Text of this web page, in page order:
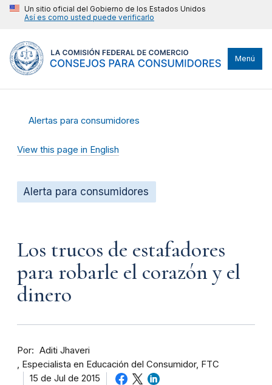
Un sitio oficial del Gobierno de los Estados Unidos
Así es como usted puede verificarlo
Menú
Alertas para consumidores
View this page in English
Alerta para consumidores
Los trucos de estafadores
para robarle el corazón y el
dinero
Por
Aditi Jhaveri
Especialista en Educación del Consumidor, FTC
15 de Jul de 2015